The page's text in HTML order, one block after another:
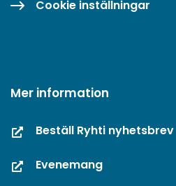
Cookie inställningar
Mer information
Beställ Ryhti nyhetsbrev
Evenemang